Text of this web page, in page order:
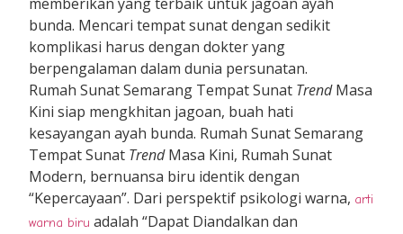
bunda. Mencari tempat sunat dengan sedikit
komplikasi harus dengan dokter yang
berpengalaman dalam dunia persunatan.
Rumah Sunat Semarang Tempat Sunat TrendMasa
Kini siap mengkhitan jagoan, buah hati
kesayangan ayah bunda. Rumah Sunat Semarang
Tempat Sunat TrendMasa Kini, Rumah Sunat
Modern, bernuansa biru identik dengan
“Kepercayaan”. Dari perspektif psikologi warna, arti
warna biru adalah “Dapat Diandalkan dan